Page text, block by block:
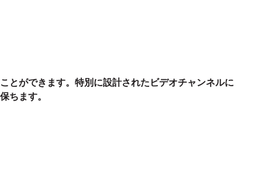
とができます。 特別に設計されたビデオチャンネルに
ちます。